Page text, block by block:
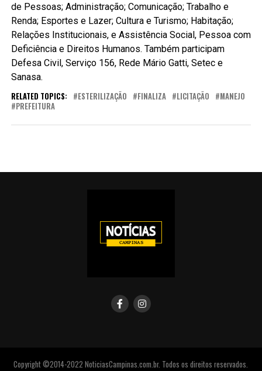
de Pessoas; Administração; Comunicação; Trabalho e
Renda; Esportes e Lazer; Cultura e Turismo; Habitação;
Relações Institucionais, e Assistência Social, Pessoa com
Deficiência e Direitos Humanos. Também participam
Defesa Civil, Serviço 156, Rede Mário Gatti, Setec e
Sanasa.
RELATED TOPICS:
ESTERILIZAÇÃO FINALIZA LICITAÇÃO
MANEJO
PREFEITURA
Copyright ©2014-2022 NoticiasCampinas.com.br. Todos os direitos reservados.